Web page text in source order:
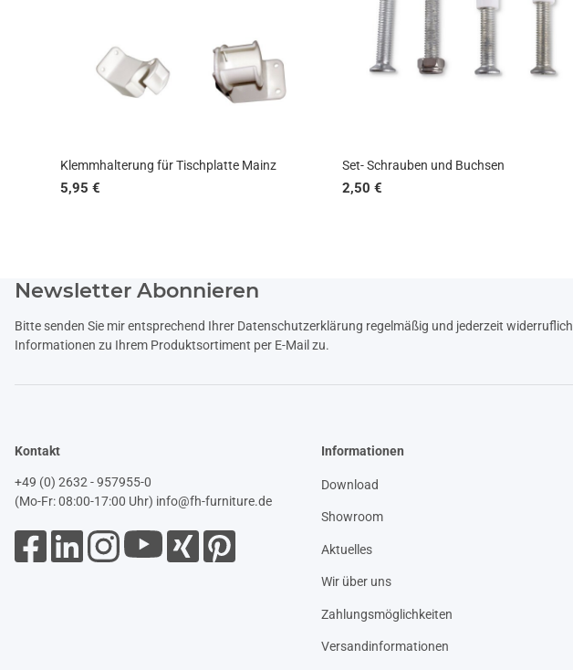
Klemmhalterung für Tischplatte Mainz
5,95 €
Set- Schrauben und Buchsen
2,50 €
Newsletter Abonnieren
Bitte senden Sie mir entsprechend Ihrer Datenschutzerklärung regelmäßig und jederzeit widerruflich
Informationen zu Ihrem Produktsortiment per E-Mail zu.
Kontakt
+49 (0) 2632 - 957955-0
(Mo-Fr: 08:00-17:00 Uhr) info@fh-furniture.de
Informationen
Download
Showroom
Aktuelles
Wir über uns
Zahlungsmöglichkeiten
Versandinformationen